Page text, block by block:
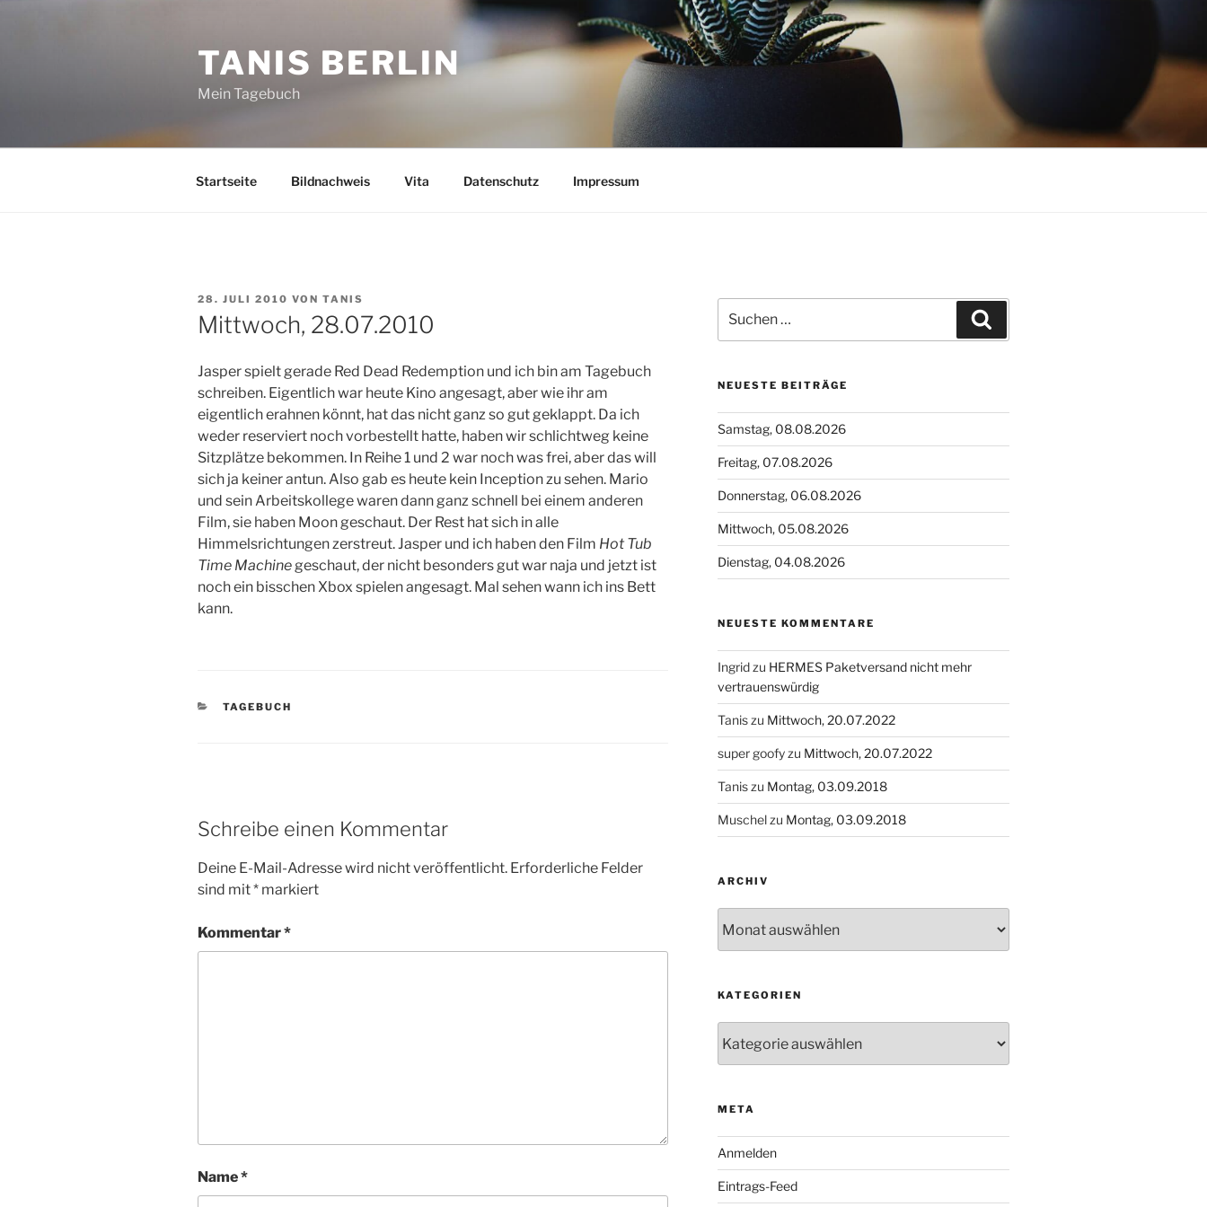
TANIS BERLIN
Mein Tagebuch
Startseite Bildnachweis Vita Datenschutz Impressum
VERÖFFENTLICHT
AM
28. JULI 2010 VON TANIS
Mittwoch, 28.07.2010
Jasper spielt gerade Red Dead Redemption und ich bin am Tagebuch
schreiben. Eigentlich war heute Kino angesagt, aber wie ihr am
eigentlich erahnen könnt, hat das nicht ganz so gut geklappt. Da ich
weder reserviert noch vorbestellt hatte, haben wir schlichtweg keine
Sitzplätze bekommen. In Reihe 1 und 2 war noch was frei, aber das will
sich ja keiner antun. Also gab es heute kein Inception zu sehen. Mario
und sein Arbeitskollege waren dann ganz schnell bei einem anderen
Film, sie haben Moon geschaut. Der Rest hat sich in alle
Himmelsrichtungen zerstreut. Jasper und ich haben den Film Hot Tub
Time Machinegeschaut, der nicht besonders gut war naja und jetzt ist
noch ein bisschen Xbox spielen angesagt. Mal sehen wann ich ins Bett
kann.
KATEGORIEN
TAGEBUCH
Schreibe einen Kommentar
Deine E-Mail-Adresse wird nicht veröffentlicht. Erforderliche Felder
sind mit* markiert
Kommentar*
Name*
nach:
NEUESTE BEITRÄGE
Samstag, 08.08.2026
Freitag, 07.08.2026
Donnerstag, 06.08.2026
Mittwoch, 05.08.2026
Dienstag, 04.08.2026
NEUESTE KOMMENTARE
Ingridzu HERMES Paketversand nicht mehr
vertrauenswürdig
Taniszu Mittwoch, 20.07.2022
super goofyzu Mittwoch, 20.07.2022
Taniszu Montag, 03.09.2018
Muschelzu Montag, 03.09.2018
ARCHIV
KATEGORIEN
META
Anmelden
Eintrags-Feed